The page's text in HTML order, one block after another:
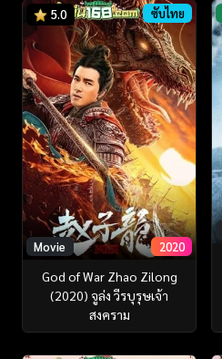
5.0 ซับไทย
Movie 2020
God of War Zhao Zilong
(2020) จูล่ง วีรบุรุษเจ้า
สงคราม